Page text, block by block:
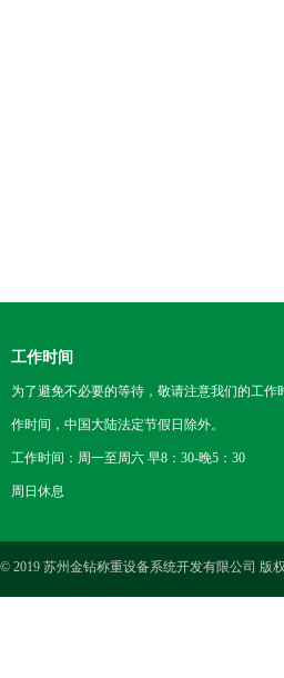
工作时间
为了避免不必要的等待，敬请注意我们的工作
作时间，中国大陆法定节假日除外。
工作时间：周一至周六 早8：30-晚5：30
周日休息
© 2019 苏州金钻称重设备系统开发有限公司 版